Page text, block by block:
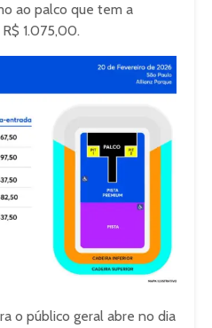
ao palco que tem a
1.075,00.
o público geral abre no dia